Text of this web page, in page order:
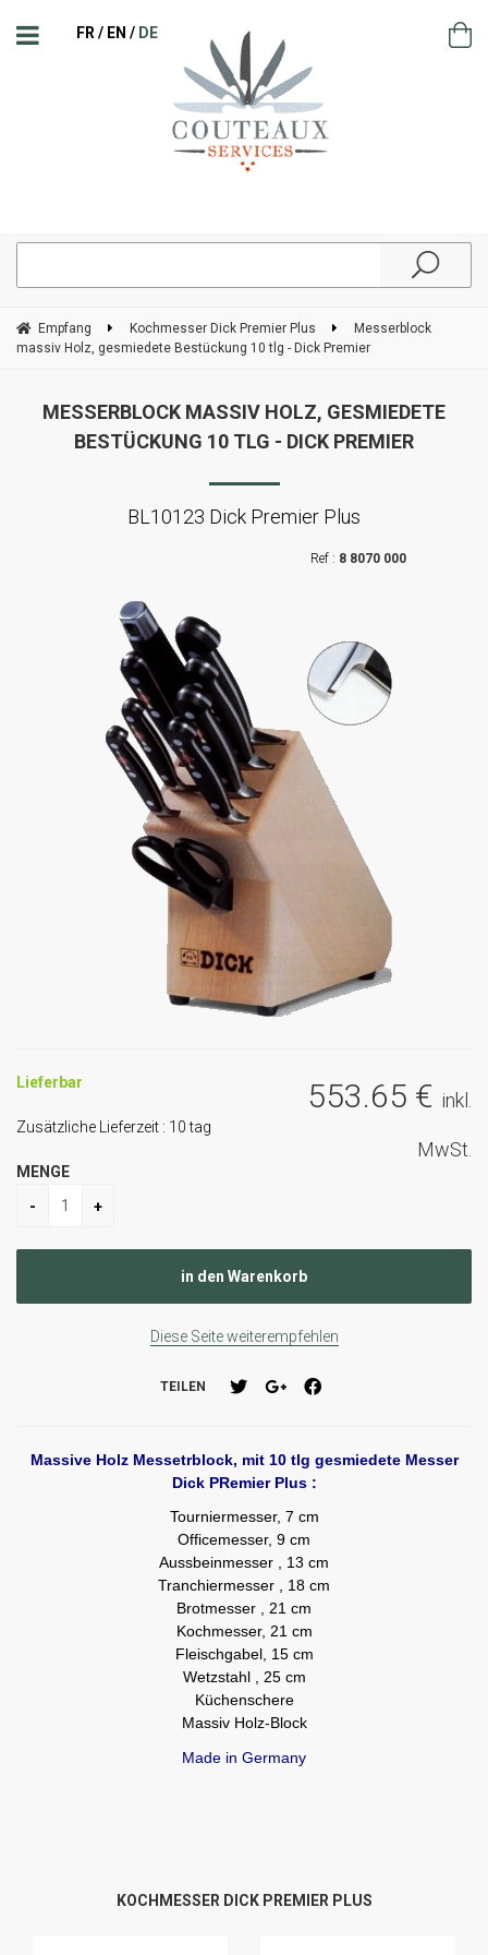
FR EN DE
Empfang Kochmesser Dick Premier Plus
Messerblock
massiv Holz, gesmiedete Bestückung 10 tlg - Dick Premier
MESSERBLOCK MASSIV HOLZ, GESMIEDETE
BESTÜCKUNG 10 TLG - DICK PREMIER
BL10123 Dick Premier Plus
8 8070 000
553.65 € inkl.
MwSt.
Lieferbar
Zusätzliche Lieferzeit : 10tag
MENGE
Diese Seite weiterempfehlen
TEILEN
Massive Holz Messetrblock, mit 10 tlg gesmiedete Messer
Dick PRemier Plus :
Tourniermesser, 7 cm
Officemesser, 9 cm
Aussbeinmesser , 13 cm
Tranchiermesser , 18 cm
Brotmesser , 21 cm
Kochmesser, 21 cm
Fleischgabel, 15 cm
Wetzstahl , 25 cm
Küchenschere
Massiv Holz-Block
Made in Germany
KOCHMESSER DICK PREMIER PLUS